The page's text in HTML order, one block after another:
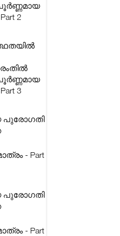
2
3
പുരോഗതി
- Part
പുരോഗതി
- Part